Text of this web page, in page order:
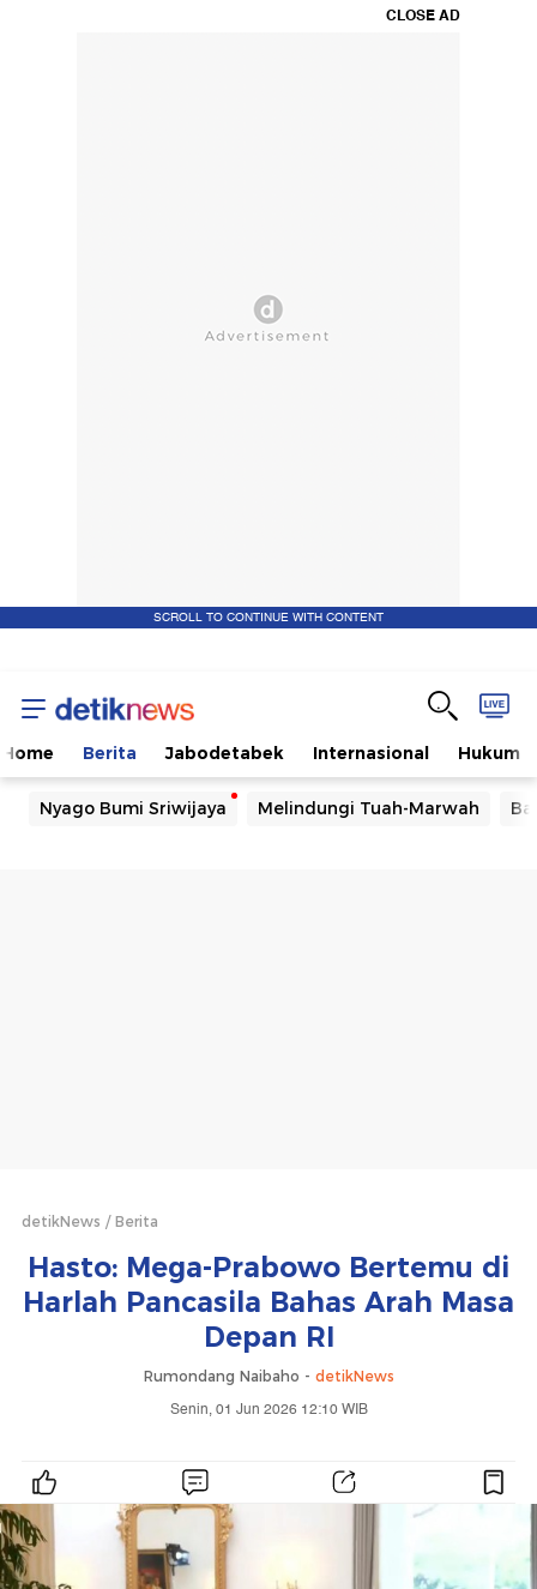
CLOSE AD
SCROLL TO CONTINUE WITH CONTENT
Home Berita Jabodetabek Internasional Hukum
Nyago Bumi Sriwijaya Melindungi Tuah-Marwah
detikNews Berita
Hasto: Mega-Prabowo Bertemu di
Harlah Pancasila Bahas Arah Masa
Depan RI
Rumondang Naibaho - detikNews
Senin, 01 Jun 2026 12:10 WIB